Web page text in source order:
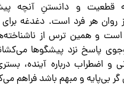
به قطعیت و دانستنِ آنچه
روان هر فرد است. دغدغه برای
است و همین ترس از
پاسخ نزد پیشگوها
و اضطراب درباره آینده،
بی‌پایه و مبهم باشد فراهم